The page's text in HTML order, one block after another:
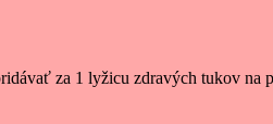
za 1 lyžicu zdravých tukov